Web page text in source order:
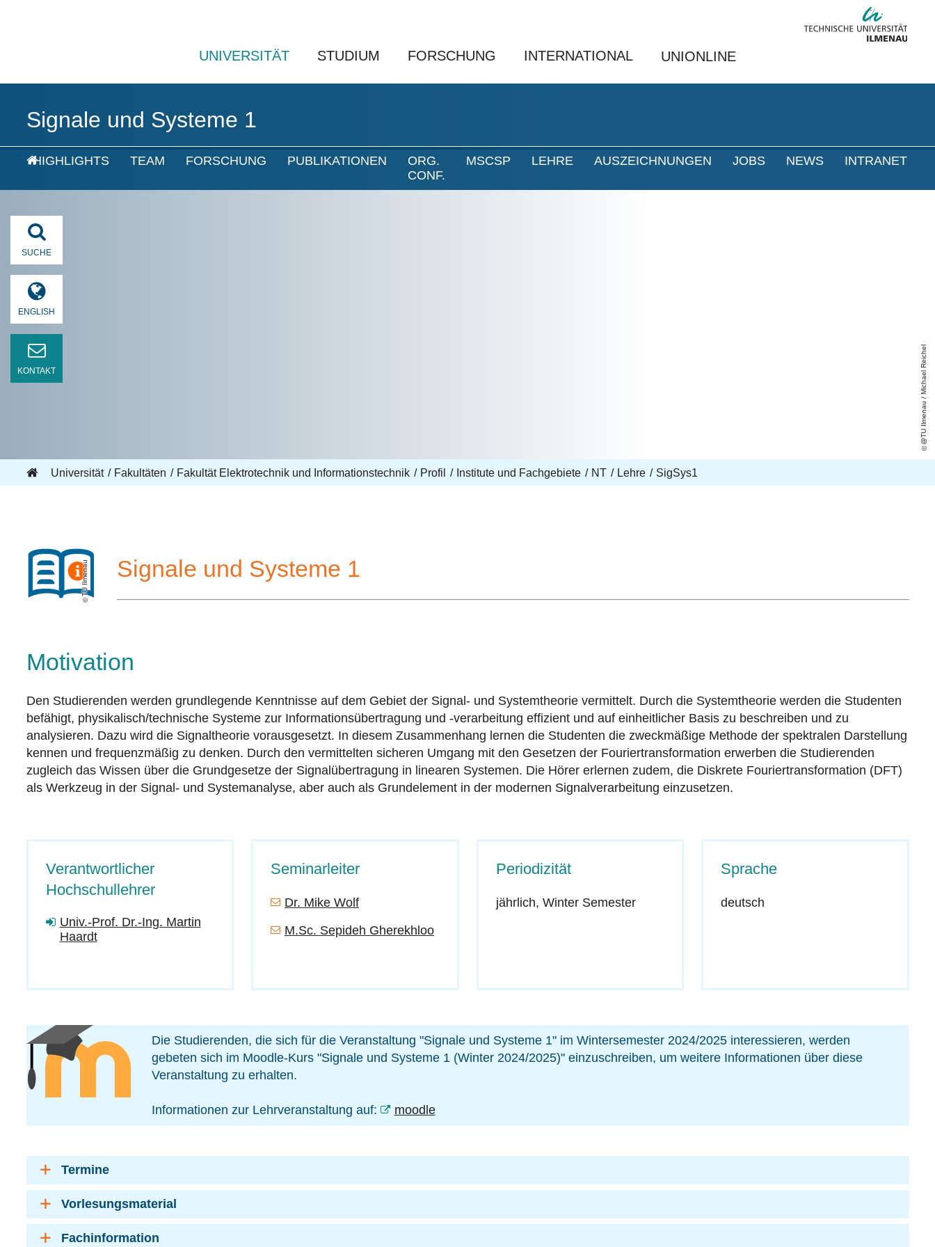
UNIVERSITÄT STUDIUM FORSCHUNG INTERNATIONAL UNIONLINE
Signale und Systeme 1
HIGHLIGHTS TEAM FORSCHUNG PUBLIKATIONEN
ORG.
CONF.
MSCSP LEHRE AUSZEICHNUNGEN JOBS NEWS INTRANET
@TU Ilmenau / Michael Reichel
SUCHE
ENGLISH
KONTAKT
Universität Fakultäten Fakultät Elektrotechnik und Informationstechnik Profil Institute und Fachgebiete NT Lehre SigSys1
TU Ilmenau Signale und Systeme 1
Motivation
Den Studierenden werden grundlegende Kenntnisse auf dem Gebiet der Signal- und Systemtheorie vermittelt. Durch die Systemtheorie werden die Studenten
befähigt, physikalisch/technische Systeme zur Informationsübertragung und -verarbeitung effizient und auf einheitlicher Basis zu beschreiben und zu
analysieren. Dazu wird die Signaltheorie vorausgesetzt. In diesem Zusammenhang lernen die Studenten die zweckmäßige Methode der spektralen Darstellung
kennen und frequenzmäßig zu denken. Durch den vermittelten sicheren Umgang mit den Gesetzen der Fouriertransformation erwerben die Studierenden
zugleich das Wissen über die Grundgesetze der Signalübertragung in linearen Systemen. Die Hörer erlernen zudem, die Diskrete Fouriertransformation (DFT)
als Werkzeug in der Signal- und Systemanalyse, aber auch als Grundelement in der modernen Signalverarbeitung einzusetzen.
Verantwortlicher
Hochschullehrer
Univ.-Prof. Dr.-Ing. Martin
Haardt
Seminarleiter
Dr. Mike Wolf
M.Sc. Sepideh Gherekhloo
Periodizität
jährlich, Winter Semester
Sprache
deutsch
Die Studierenden, die sich für die Veranstaltung "Signale und Systeme 1" im Wintersemester 2024/2025 interessieren, werden
gebeten sich im Moodle-Kurs "Signale und Systeme 1 (Winter 2024/2025)" einzuschreiben, um weitere Informationen über diese
Veranstaltung zu erhalten.
Informationen zur Lehrveranstaltung auf: moodle
Termine
Vorlesungsmaterial
Fachinformation